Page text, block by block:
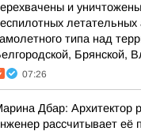
и
летательных
типа над
Брянской,
07:26
Дбар: Архитектор
рассчитывает её